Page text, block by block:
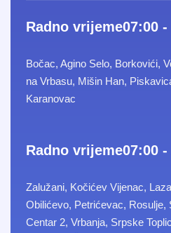
Radno vrijeme07:00 -
Bočac, Agino Selo, Borkovići,
na Vrbasu, Mišin Han,
Karanovac
Radno vrijeme07:00 -
Zalužani, Kočićev Vijenac,
Obilićevo, Petrićevac, Rosulje,
Centar 2, Vrbanja, Srpske